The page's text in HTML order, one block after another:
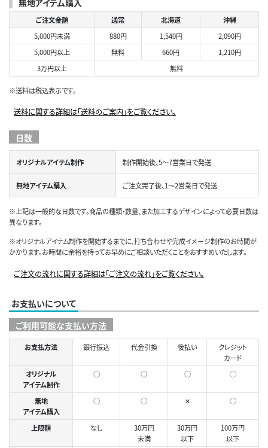
ご注文金額 通常 北海道
沖縄
5,000円未満
880円 1,540円
2,090円
5,000円以上
無料 660円
1,210円
3万円以上
無料
※送料は税込表示です。
送料に関する詳細は「送料のご案内」をご覧ください。
日数
オリジナルアイテム制作 制作開始後、5～7営業日で発送
無地アイテム購入 ご注文完了後、1～2営業日で発送
※上記は一般的な日数です。商品の種類・数量、また加工するデザインによって必要日数は
異なります。
※オリジナルアイテム制作を開始するまでに、打ち合わせや完成イメージ制作のお時間が
かかります。お時間に余裕を持ってお早めにご相談いただくことをおすすめいたします。
ご注文の流れに関する詳細は「ご注文の流れ」をご覧ください。
お支払いについて
ご利用可能な支払い方法
お支払方法 銀行振込 代金引換 後払い
クレジット
カード
オリジナル
アイテム制作
○ ○ ○ ◯
無地
アイテム購入
○ ○ ✕ ○
上限額 なし
30万円
未満
30万円
以下
100万円
以下